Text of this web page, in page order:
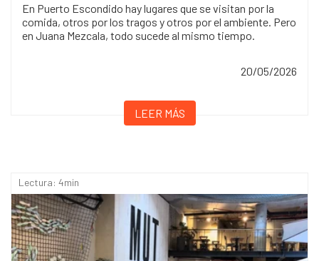
En Puerto Escondido hay lugares que se visitan por la
comida, otros por los tragos y otros por el ambiente. Pero
en Juana Mezcala, todo sucede al mismo tiempo.
20/05/2026
LEER MÁS
Lectura: 4min